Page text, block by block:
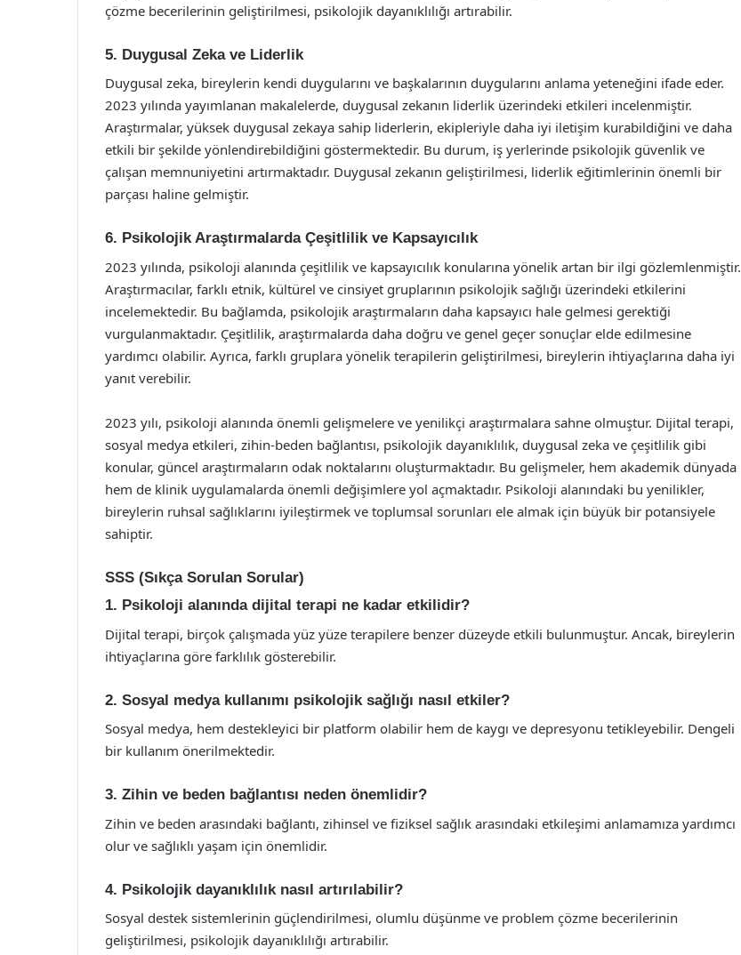
çözme becerilerinin geliştirilmesi, psikolojik dayanıklılığı artırabilir.
5. Duygusal Zeka ve Liderlik
Duygusal zeka, bireylerin kendi duygularını ve başkalarının duygularını anlama yeteneğini ifade eder.
2023 yılında yayımlanan makalelerde, duygusal zekanın liderlik üzerindeki etkileri incelenmiştir.
Araştırmalar, yüksek duygusal zekaya sahip liderlerin, ekipleriyle daha iyi iletişim kurabildiğini ve daha
etkili bir şekilde yönlendirebildiğini göstermektedir. Bu durum, iş yerlerinde psikolojik güvenlik ve
çalışan memnuniyetini artırmaktadır. Duygusal zekanın geliştirilmesi, liderlik eğitimlerinin önemli bir
parçası haline gelmiştir.
6. Psikolojik Araştırmalarda Çeşitlilik ve Kapsayıcılık
2023 yılında, psikoloji alanında çeşitlilik ve kapsayıcılık konularına yönelik artan bir ilgi gözlemlenmiştir.
Araştırmacılar, farklı etnik, kültürel ve cinsiyet gruplarının psikolojik sağlığı üzerindeki etkilerini
incelemektedir. Bu bağlamda, psikolojik araştırmaların daha kapsayıcı hale gelmesi gerektiği
vurgulanmaktadır. Çeşitlilik, araştırmalarda daha doğru ve genel geçer sonuçlar elde edilmesine
yardımcı olabilir. Ayrıca, farklı gruplara yönelik terapilerin geliştirilmesi, bireylerin ihtiyaçlarına daha iyi
yanıt verebilir.
2023 yılı, psikoloji alanında önemli gelişmelere ve yenilikçi araştırmalara sahne olmuştur. Dijital terapi,
sosyal medya etkileri, zihin-beden bağlantısı, psikolojik dayanıklılık, duygusal zeka ve çeşitlilik gibi
konular, güncel araştırmaların odak noktalarını oluşturmaktadır. Bu gelişmeler, hem akademik dünyada
hem de klinik uygulamalarda önemli değişimlere yol açmaktadır. Psikoloji alanındaki bu yenilikler,
bireylerin ruhsal sağlıklarını iyileştirmek ve toplumsal sorunları ele almak için büyük bir potansiyele
sahiptir.
SSS (Sıkça Sorulan Sorular)
1. Psikoloji alanında dijital terapi ne kadar etkilidir?
Dijital terapi, birçok çalışmada yüz yüze terapilere benzer düzeyde etkili bulunmuştur. Ancak, bireylerin
ihtiyaçlarına göre farklılık gösterebilir.
2. Sosyal medya kullanımı psikolojik sağlığı nasıl etkiler?
Sosyal medya, hem destekleyici bir platform olabilir hem de kaygı ve depresyonu tetikleyebilir. Dengeli
bir kullanım önerilmektedir.
3. Zihin ve beden bağlantısı neden önemlidir?
Zihin ve beden arasındaki bağlantı, zihinsel ve fiziksel sağlık arasındaki etkileşimi anlamamıza yardımcı
olur ve sağlıklı yaşam için önemlidir.
4. Psikolojik dayanıklılık nasıl artırılabilir?
Sosyal destek sistemlerinin güçlendirilmesi, olumlu düşünme ve problem çözme becerilerinin
geliştirilmesi, psikolojik dayanıklılığı artırabilir.